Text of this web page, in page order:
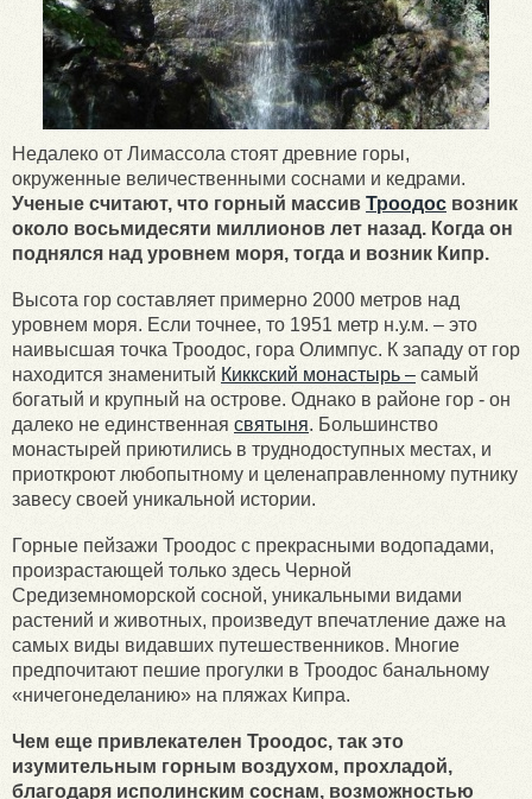
Недалеко от Лимассола стоят древние горы,
окруженные величественными соснами и кедрами.
Ученые считают, что горный массив Троодос возник
около восьмидесяти миллионов лет назад. Когда он
поднялся над уровнем моря, тогда и возник Кипр.
Высота гор составляет примерно 2000 метров над
уровнем моря. Если точнее, то 1951 метр н.у.м. – это
наивысшая точка Троодос, гора Олимпус. К западу от гор
находится знаменитый Киккский монастырь – самый
богатый и крупный на острове. Однако в районе гор - он
далеко не единственная святыня. Большинство
монастырей приютились в труднодоступных местах, и
приоткроют любопытному и целенаправленному путнику
завесу своей уникальной истории.
Горные пейзажи Троодос с прекрасными водопадами,
произрастающей только здесь Черной
Средиземноморской сосной, уникальными видами
растений и животных, произведут впечатление даже на
самых виды видавших путешественников. Многие
предпочитают пешие прогулки в Троодос банальному
«ничегонеделанию» на пляжах Кипра.
Чем еще привлекателен Троодос, так это
изумительным горным воздухом, прохладой,
благодаря исполинским соснам, возможностью